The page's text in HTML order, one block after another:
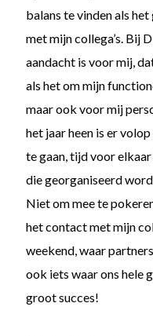
balans te vinden als
met mijn collega’s. Bij
aandacht is voor mij,
als het om mijn
maar ook voor mij
het jaar heen is er
te gaan, tijd voor
die georganiseerd
Niet om mee te
het contact met mijn
weekend, waar
ook iets waar ons hele
groot succes!